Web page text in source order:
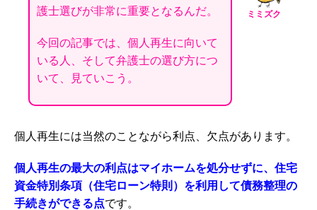
ミミズク
護士選びが非常に重要となるんだ。
今回の記事では、個人再生に向いて
いる人、そして弁護士の選び方につ
いて、見ていこう。
個人再生には当然のことながら利点、欠点があります。
個人再生の最大の利点はマイホームを処分せずに、 住宅
資金特別条項（住宅ローン特則）を利用して債務整理の
手続きができる点です。